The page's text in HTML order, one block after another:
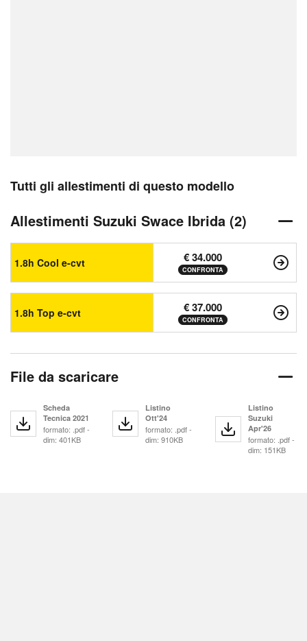
Tutti gli allestimenti di questo modello
Allestimenti Suzuki Swace Ibrida (2)
1.8h Cool e-cvt € 34.000
CONFRONTA
1.8h Top e-cvt € 37.000
CONFRONTA
File da scaricare
Scheda
Tecnica 2021
formato: .pdf -
dim: 401KB
Listino
Ott'24
formato: .pdf -
dim: 910KB
Listino
Suzuki
Apr'26
formato: .pdf -
dim: 151KB